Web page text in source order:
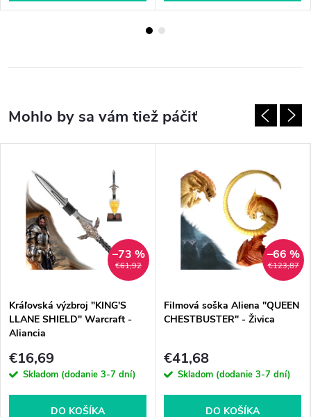
€61,92
–73 %
Kráľovská výzbroj "KING'S
LLANE SHIELD" Warcraft -
Aliancia
€16,69
Skladom (dodanie 3-7 dní)
DO KOŠÍKA
€123,87
–66 %
Filmová soška Aliena "QUEEN
CHESTBUSTER" - Živica
€41,68
Skladom (dodanie 3-7 dní)
DO KOŠÍKA